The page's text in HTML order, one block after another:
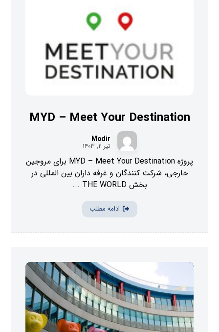
MYD – Meet Your Destination
Modir
تیر ۲, ۱۴۰۳
پروژه MYD – Meet Your Destination برای مروجین
خارجی، شرکت کنندگان و غرفه داران بین المللی در
بخش THE WORLD ...
ادامه مطلب